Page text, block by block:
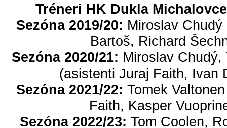
Tréneri HK Dukla
Sezóna 2019/20: Miroslav
Bartoš, Richard
Sezóna 2020/21: Miroslav Chudý,
(asistenti Juraj Faith, Ivan
Sezóna 2021/22: Tomek
Faith, Kasper
Sezóna 2022/23: Tom Coolen,